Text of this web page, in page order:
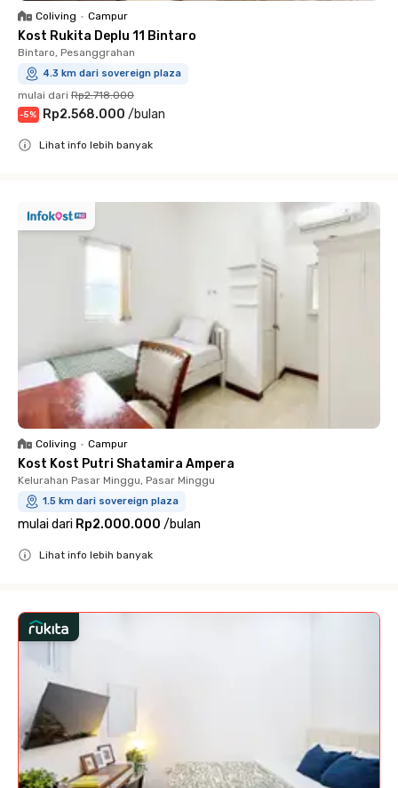
Coliving • Campur
Kost Rukita Deplu 11 Bintaro
Bintaro, Pesanggrahan
4.3 km dari sovereign plaza
mulai dari Rp2.718.000
-5% Rp2.568.000 /bulan
Lihat info lebih banyak
Coliving • Campur
Kost Kost Putri Shatamira Ampera
Kelurahan Pasar Minggu, Pasar Minggu
1.5 km dari sovereign plaza
mulai dari Rp2.000.000 /bulan
Lihat info lebih banyak